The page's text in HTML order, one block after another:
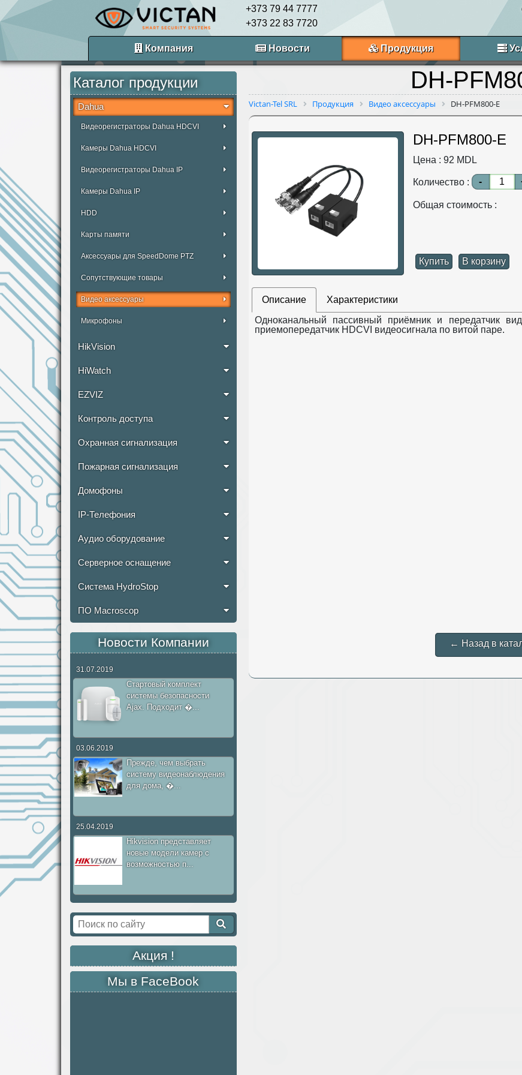
+373 79 44 7777
+373 22 83 7720
Компания Новости Продукция
Каталог продукции
Dahua
Видеорегистраторы Dahua HDCVI
Камеры Dahua HDCVI
Видеорегистраторы Dahua IP
Камеры Dahua IP
HDD
Карты памяти
Аксессуары для SpeedDome PTZ
Сопутствующие товары
Видео аксессуары
Микрофоны
HikVision
HiWatch
EZVIZ
Контроль доступа
Охранная сигнализация
Пожарная сигнализация
Домофоны
IP-Телефония
Аудио оборудование
Серверное оснащение
Система HydroStop
ПО Macroscop
Новости Компании
31.07.2019
Стартовый комплект
системы безопасности
Ajax. Подходит �...
03.06.2019
Прежде, чем выбрать
систему видеонаблюдения
для дома, �...
25.04.2019
Hikvision представляет
новые модели камер с
возможностью п...
Акция !
Мы в FaceBook
DH-
Victan-Tel SRL Продукция Видео аксессуары DH-PFM800-E
DH-PFM800-E
Цена : 92 MDL
Количество : -
Общая стоимость :
Купить В корзину
Описание
Характеристики
Одноканальный пассивный приёмник и передатчик
приемопередатчик HDCVI видеосигнала по витой паре.
← Назад в